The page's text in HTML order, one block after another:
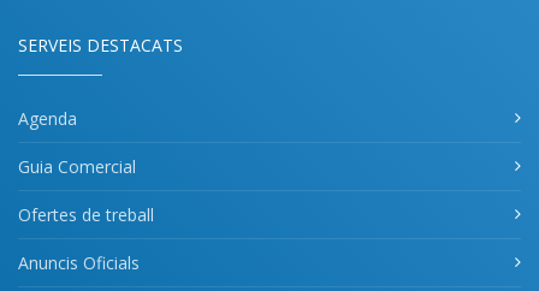
SERVEIS DESTACATS
Agenda
Guia Comercial
Ofertes de treball
Anuncis Oficials